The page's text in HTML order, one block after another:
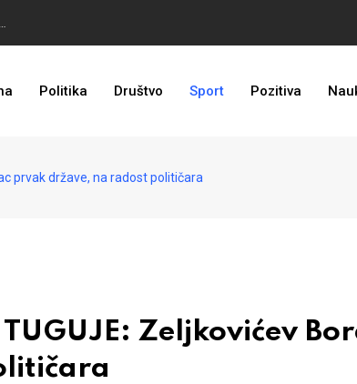
I TO JE BIH: Prvašićima 50 ruksaka sa školskim priborom Politika Društvo Sport Pozitiva
prvak države, na radost političara
Zeljkovićev